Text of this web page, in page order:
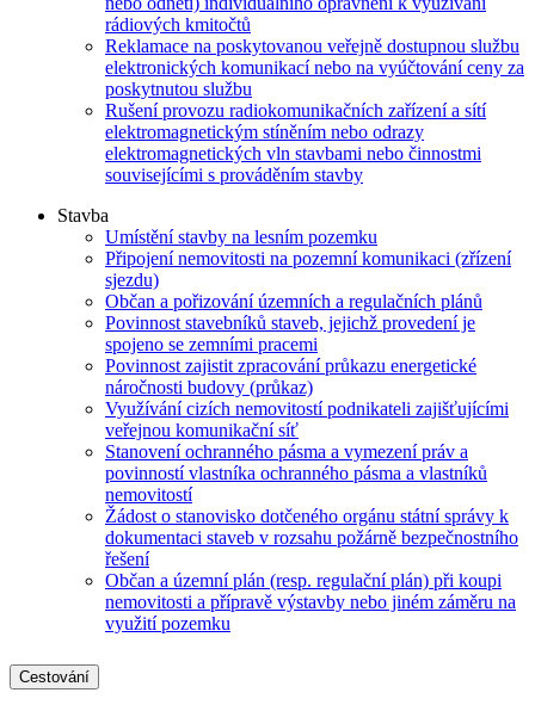
rádiových kmitočtů
Reklamace na poskytovanou veřejně dostupnou službu
elektronických komunikací nebo na vyúčtování ceny za
poskytnutou službu
Rušení provozu radiokomunikačních zařízení a sítí
elektromagnetickým stíněním nebo odrazy
elektromagnetických vln stavbami nebo činnostmi
souvisejícími s prováděním stavby
Stavba
Umístění stavby na lesním pozemku
Připojení nemovitosti na pozemní komunikaci (zřízení
sjezdu)
Občan a pořizování územních a regulačních plánů
Povinnost stavebníků staveb, jejichž provedení je
spojeno se zemními pracemi
Povinnost zajistit zpracování průkazu energetické
náročnosti budovy (průkaz)
Využívání cizích nemovitostí podnikateli zajišťujícími
veřejnou komunikační síť
Stanovení ochranného pásma a vymezení práv a
povinností vlastníka ochranného pásma a vlastníků
nemovitostí
Žádost o stanovisko dotčeného orgánu státní správy k
dokumentaci staveb v rozsahu požárně bezpečnostního
řešení
Občan a územní plán (resp. regulační plán) při koupi
nemovitosti a přípravě výstavby nebo jiném záměru na
využití pozemku
Cestování